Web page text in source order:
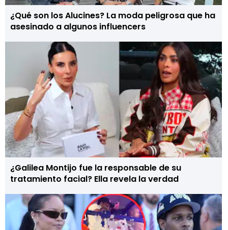
¿Qué son los Alucines? La moda peligrosa que ha
asesinado a algunos influencers
¿Galilea Montijo fue la responsable de su
tratamiento facial? Ella revela la verdad